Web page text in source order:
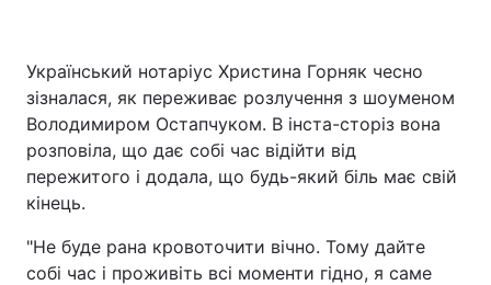
Головна Війна
Україна Політика
Економіка
Спорт Наука
Український нотаріус Христина Горняк чесно
зізналася, як переживає розлучення з шоуменом
Володимиром Остапчуком. В інста-сторіз вона
розповіла, що дає собі час відійти від
пережитого і додала, що будь-який біль має свій
кінець.
"Не буде рана кровоточити вічно. Тому дайте
собі час і проживіть всі моменти гідно, я саме